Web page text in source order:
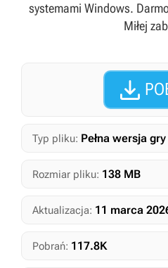
systemami Windows.
Miłej

Typ pliku: Pełna wersja gry
Rozmiar pliku: 138 MB
Aktualizacja: 11 marca
Pobrań: 117.8K